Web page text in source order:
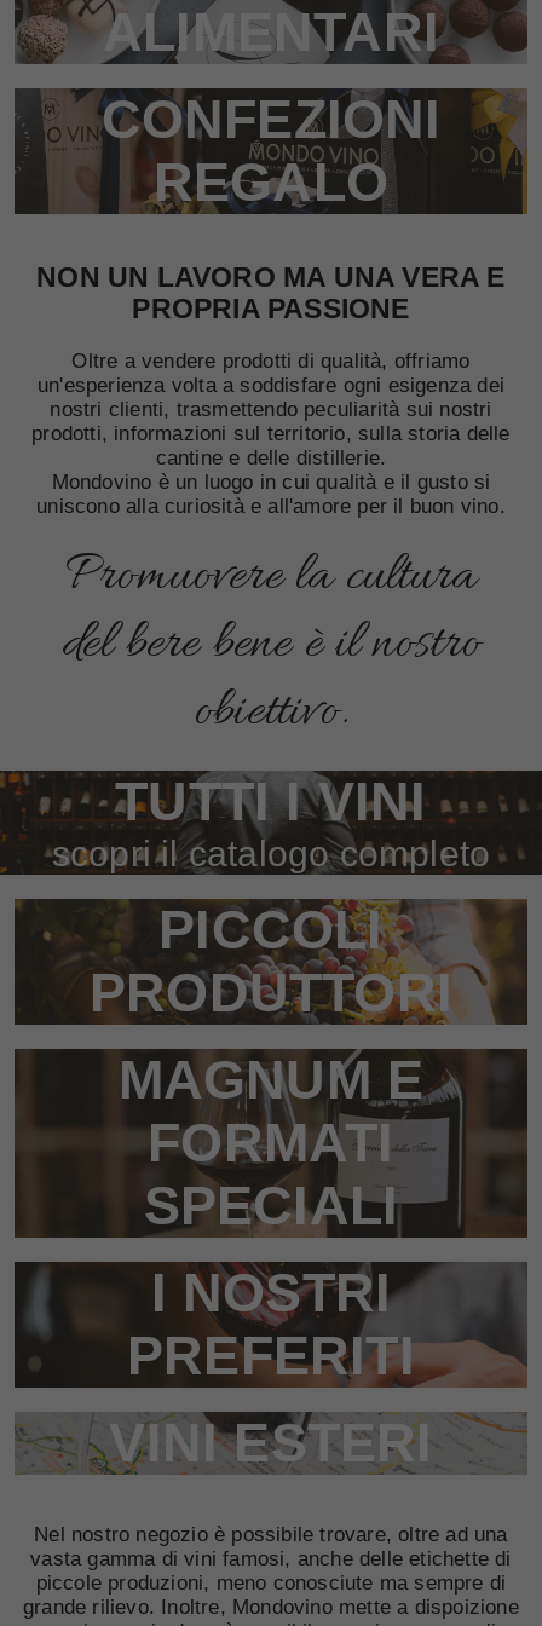
ALIMENTARI
CONFEZIONI
REGALO
NON UN LAVORO MA UNA VERA E
PROPRIA PASSIONE
Oltre a vendere prodotti di qualità, offriamo
un'esperienza volta a soddisfare ogni esigenza dei
nostri clienti, trasmettendo peculiarità sui nostri
prodotti, informazioni sul territorio, sulla storia delle
cantine e delle distillerie.
Mondovino è un luogo in cui qualità e il gusto si
uniscono alla curiosità e all'amore per il buon vino.
Promuovere la cultura
del bere bene è il nostro
obiettivo.
TUTTI I VINI
scopri il catalogo completo
PICCOLI
PRODUTTORI
MAGNUM E
FORMATI
SPECIALI
I NOSTRI
PREFERITI
VINI ESTERI
Nel nostro negozio è possibile trovare, oltre ad una
vasta gamma di vini famosi, anche delle etichette di
piccole produzioni, meno conosciute ma sempre di
grande rilievo. Inoltre, Mondovino mette a dispoizione